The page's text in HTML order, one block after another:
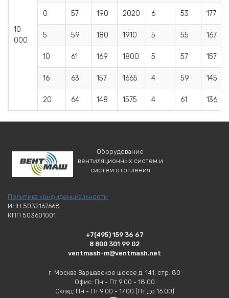
10
000
0 57 190 2020 6 53 177
5 59 180 1910 5 55 167
10 61 169 1800 5 57 157
16 63 157 1665 4 59 145
20 64 148 1575 4 61 136
Оборудование
вентиляционных систем и
систем отопления
Политика конфиденциальности
ИНН 5032167668
КПП 503601001
+7(495) 159 36 67
8 800 301 99 02
ventmash-m@ventmash.net
г. Москва Варшавское шоссе д. 141, стр. 80
Офис: Пн - Пт 9.00 - 18.00
Склад: Пн - Пт 9.00 - 17.00 (Пт до 16.00)